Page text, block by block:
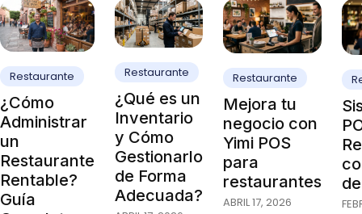
Restaurante
¿Cómo
Administrar
un
Restaurante
Rentable?
Guía
Restaurante
¿Qué es un
Inventario
y Cómo
Gestionarlo
de Forma
Adecuada?
Restaurante
Mejora tu
negocio con
Yimi POS
para
restaurantes
ABRIL 17, 2026